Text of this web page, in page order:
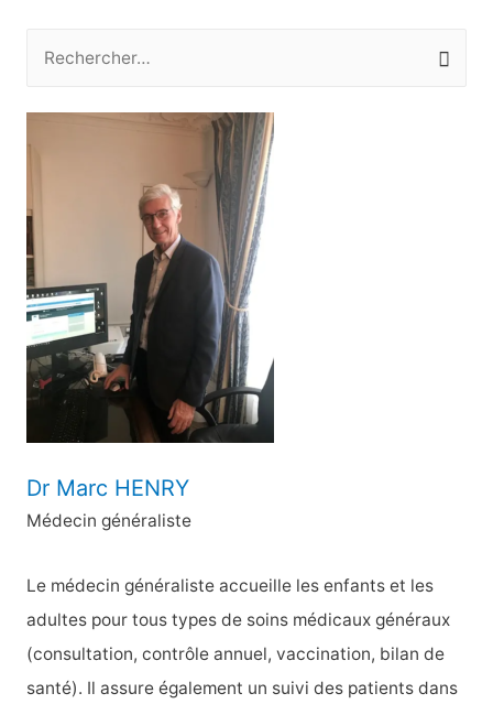
c
h
r
c
h
e
r
Dr Marc HENRY
Médecin généraliste
Le médecin généraliste accueille les enfants et les
adultes pour tous types de soins médicaux généraux
(consultation, contrôle annuel, vaccination, bilan de
santé). Il assure également un suivi des patients dans